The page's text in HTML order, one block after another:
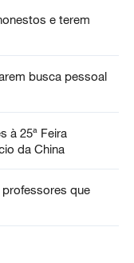
e terem
busca pessoal
à 25ª Feira
da China
que